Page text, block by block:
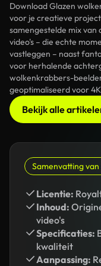
Download Glazen
voor je creatieve
samengestelde mix
video's – die echte
vastleggen – naast
voor herhalende
wolkenkrabbers-
geoptimaliseerd voor
Bekijk alle
Samenvatting
Licentie:
Inhoud:
video's
Specificaties:
kwaliteit
Aanpassing: